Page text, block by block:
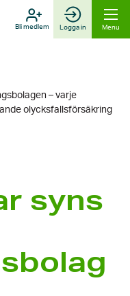
Bli medlem Logga in Menu
– varje
olycksfallsförsäkring
syns